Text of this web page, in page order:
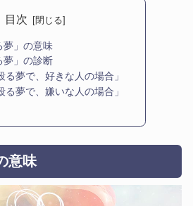
目次
夢」の意味
夢」の診断
る夢で、好きな人の場合」
る夢で、嫌いな人の場合」
意味